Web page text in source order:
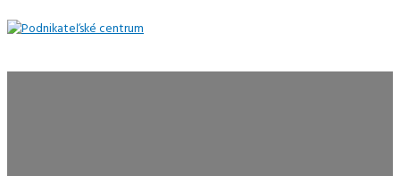
Preskočiť
na
Menu